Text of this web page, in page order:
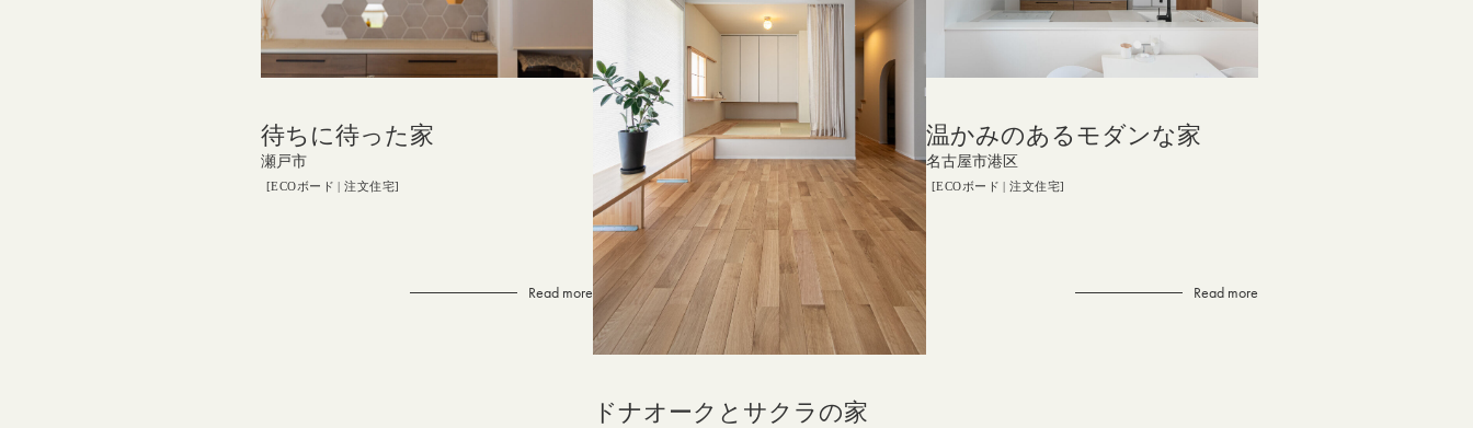
待ちに待った家
瀬戸市
ECOボード 注文住宅
Read more
ドナオークとサクラの家
温かみのあるモダンな家
名古屋市港区
ECOボード 注文住宅
Read more